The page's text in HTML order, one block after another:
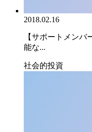
2018.02.16
【サポートメン
能な...
社会的投資